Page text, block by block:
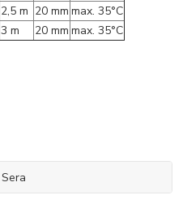
2,5 m 20 mm max. 35°C
3 m 20 mm max. 35°C
Sera